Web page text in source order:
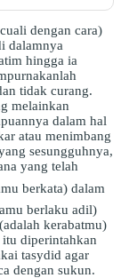
dengan cara)
dalamnya
hingga ia
tidak curang.
melainkan
dalam hal
atau menimbang
sesungguhnya,
yang telah
berlaku adil)
kerabatmu)
diperintahkan
tasydid agar
dengan sukun.